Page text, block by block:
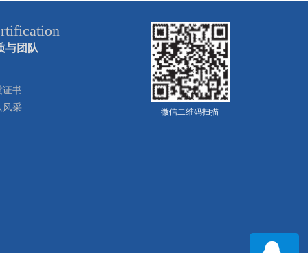
与团队
证书
风采
微信二维码扫描